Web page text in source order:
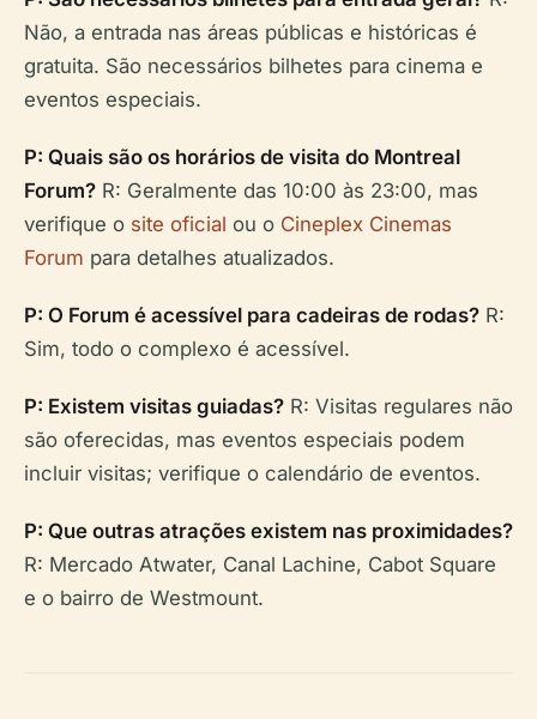
Não, a entrada nas áreas públicas e históricas é
gratuita. São necessários bilhetes para cinema e
eventos especiais.
P: Quais são os horários de visita do Montreal
Forum? R: Geralmente das 10:00 às 23:00, mas
verifique o site oficial ou o Cineplex Cinemas
Forum para detalhes atualizados.
P: O Forum é acessível para cadeiras de rodas? R:
Sim, todo o complexo é acessível.
P: Existem visitas guiadas? R: Visitas regulares não
são oferecidas, mas eventos especiais podem
incluir visitas; verifique o calendário de eventos.
P: Que outras atrações existem nas proximidades?
R: Mercado Atwater, Canal Lachine, Cabot Square
e o bairro de Westmount.